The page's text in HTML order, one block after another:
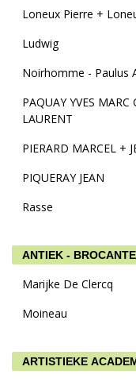
Loneux Pierre +
Ludwig
Noirhomme - Paulus
PAQUAY YVES MARC
LAURENT
PIERARD MARCEL +
PIQUERAY JEAN
Rasse
ANTIEK -
Marijke De Clercq
Moineau
ARTISTIEKE